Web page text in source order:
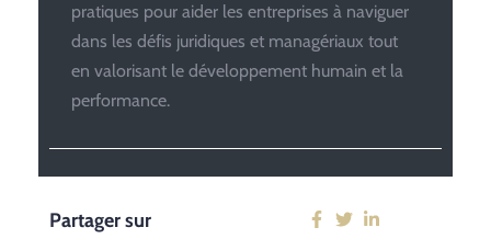
pratiques pour aider les entreprises à naviguer
dans les défis juridiques et managériaux tout
en valorisant le développement humain et la
performance.
Partager sur